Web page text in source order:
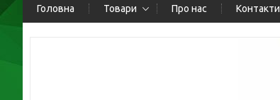
Головна Товари Про нас Контакти